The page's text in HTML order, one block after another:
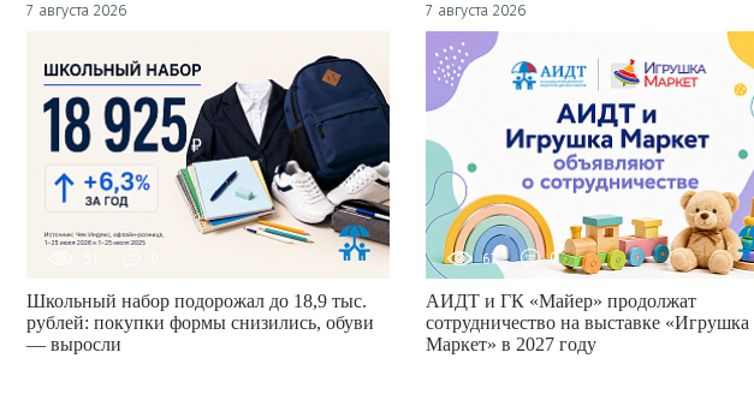
7 августа 2026
Школьный набор подорожал до 18,9 тыс.
рублей: покупки формы снизились, обуви
— выросли
7 августа 2026
67 0
АИДТ и ГК «Майер» продолжат
сотрудничество на выставке «Игрушка
Маркет» в 2027 году